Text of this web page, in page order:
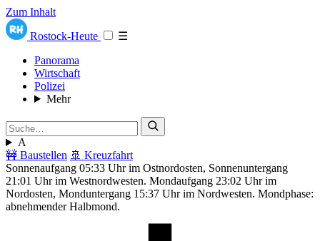
Zum Inhalt
Rostock-Heute
☰
Panorama
Wirtschaft
Polizei
Mehr
A
🚧 Baustellen 🚢 Kreuzfahrt
Sonnenaufgang 05:33 Uhr im Ostnordosten, Sonnenuntergang
21:01 Uhr im Westnordwesten. Mondaufgang 23:02 Uhr im
Nordosten, Monduntergang 15:37 Uhr im Nordwesten. Mondphase:
abnehmender Halbmond.